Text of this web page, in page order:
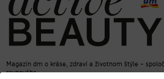
Magazín dm o kráse, zdraví a životnom štýle –
rovnováhe